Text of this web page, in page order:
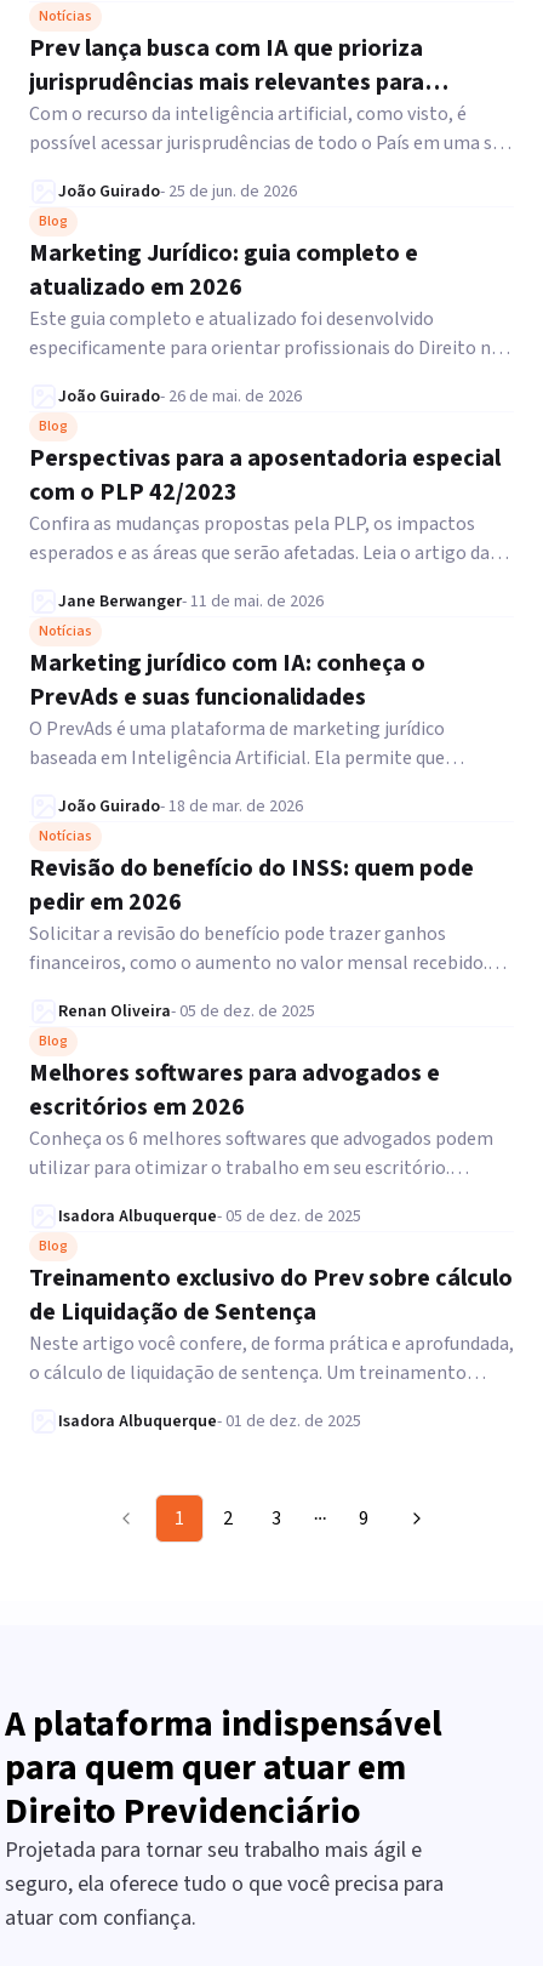
Notícias
Prev lança busca com IA que prioriza
jurisprudências mais relevantes para
advogados
Com o recurso da inteligência artificial, como visto, é
possível acessar jurisprudências de todo o País em uma só
legais. Veja!
João Guirado- 25 de jun. de 2026
Blog
Marketing Jurídico: guia completo e
atualizado em 2026
Este guia completo e atualizado foi desenvolvido
especificamente para orientar profissionais do Direito na
performance.
João Guirado- 26 de mai. de 2026
Blog
Perspectivas para a aposentadoria especial
com o PLP 42/2023
Confira as mudanças propostas pela PLP, os impactos
esperados e as áreas que serão afetadas. Leia o artigo da
Jane Berwanger-11 de mai. de 2026
Notícias
Marketing jurídico com IA: conheça o
PrevAds e suas funcionalidades
O PrevAds é uma plataforma de marketing jurídico
baseada em Inteligência Artificial. Ela permite que
para redes sociais.
João Guirado-18 de mar. de 2026
Notícias
Revisão do benefício do INSS: quem pode
pedir em 2026
Solicitar a revisão do benefício pode trazer ganhos
financeiros, como o aumento no valor mensal recebido.
Renan Oliveira- 05 de dez. de 2025
Blog
Melhores softwares para advogados e
escritórios em 2026
Conheça os 6 melhores softwares que advogados podem
utilizar para otimizar o trabalho em seu escritório.
Isadora Albuquerque- 05 de dez. de 2025
Blog
Treinamento exclusivo do Prev sobre cálculo
de Liquidação de Sentença
Neste artigo você confere, de forma prática e aprofundada,
o cálculo de liquidação de sentença. Um treinamento
Isadora Albuquerque- 01 de dez. de 2025
1 2 3 More pages
9
A plataforma indispensável
para quem quer atuar em
Direito Previdenciário
Projetada para tornar seu trabalho mais ágil e
seguro, ela oferece tudo o que você precisa para
atuar com confiança.